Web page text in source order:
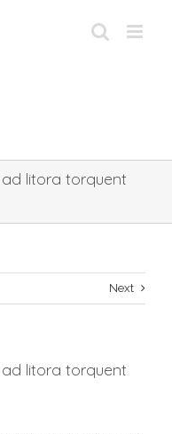
litora torquent
Next
litora torquent